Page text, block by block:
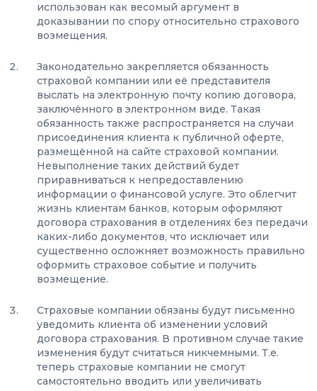
использован как весомый аргумент в
доказывании по спору относительно страхового
возмещения.
Законодательно закрепляется обязанность
страховой компании или её представителя
выслать на электронную почту копию договора,
заключённого в электронном виде. Такая
обязанность также распространяется на случаи
присоединения клиента к публичной оферте,
размещённой на сайте страховой компании.
Невыполнение таких действий будет
приравниваться к непредоставлению
информации о финансовой услуге. Это облегчит
жизнь клиентам банков, которым оформляют
договора страхования в отделениях без передачи
каких-либо документов, что исключает или
существенно осложняет возможность правильно
оформить страховое событие и получить
возмещение.
Страховые компании обязаны будут письменно
уведомить клиента об изменении условий
договора страхования. В противном случае такие
изменения будут считаться никчемными. Т.е.
теперь страховые компании не смогут
самостоятельно вводить или увеличивать